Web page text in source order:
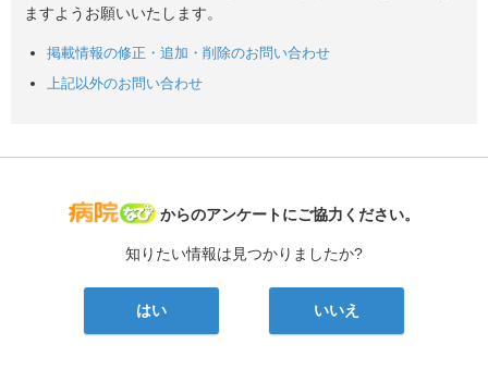
ますようお願いいたします。
掲載情報の修正・追加・削除のお問い合わせ
上記以外のお問い合わせ
病院なび
からのアンケートにご協力ください。
知りたい情報は見つかりましたか?
はい いいえ